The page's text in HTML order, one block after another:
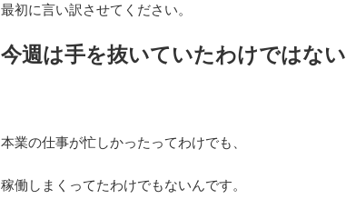
最初に言い訳させてください。
今週は手を抜いていたわけではない
本業の仕事が忙しかったってわけでも、
稼働しまくってたわけでもないんです。